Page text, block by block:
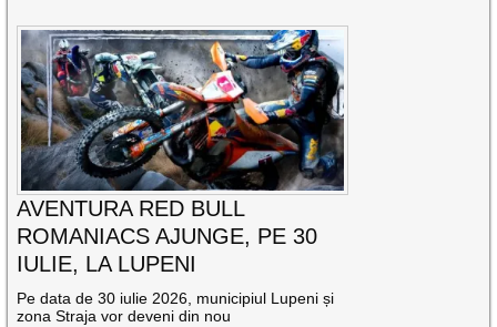
AVENTURA RED BULL
ROMANIACS AJUNGE, PE 30
IULIE, LA LUPENI
Pe data de 30 iulie 2026, municipiul Lupeni și
zona Straja vor deveni din nou